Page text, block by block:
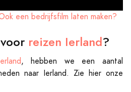
een bedrijfsfilm laten maken?
reizen Ierland?
, hebben we een aantal
naar Ierland. Zie hier onze